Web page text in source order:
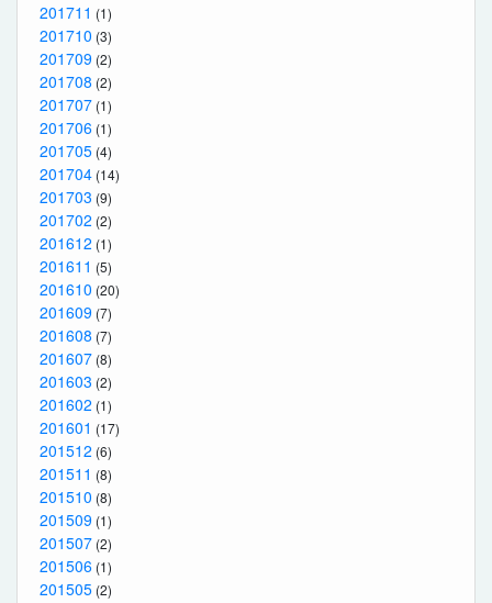
201711 (1)
201710 (3)
201709 (2)
201708 (2)
201707 (1)
201706 (1)
201705 (4)
201704 (14)
201703 (9)
201702 (2)
201612 (1)
201611 (5)
201610 (20)
201609 (7)
201608 (7)
201607 (8)
201603 (2)
201602 (1)
201601 (17)
201512 (6)
201511 (8)
201510 (8)
201509 (1)
201507 (2)
201506 (1)
201505 (2)